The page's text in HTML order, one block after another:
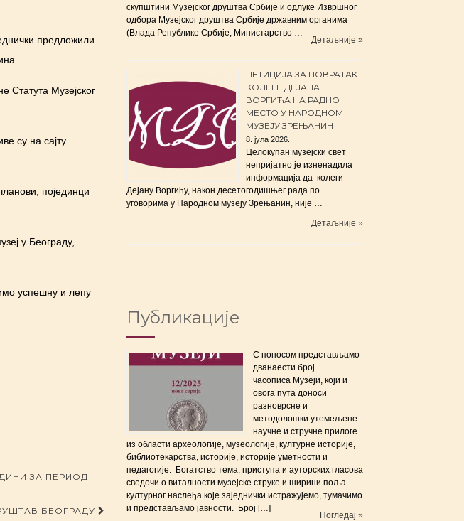
предложили
Статута Музејског
су на сајту
појединци
у Београду,
успешну и лепу
ЗА ПЕРИОД
БЕОГРАДУ
скупштини Музејског друштва Србије и одлуке Извршног
одбора Музејског друштва Србије државним органима
(Влада Републике Србије, Министарство …
Детаљније »
ПЕТИЦИЈА ЗА ПОВРАТАК
КОЛЕГЕ ДЕЈАНА
ВОРГИЋА НА РАДНО
МЕСТО У НАРОДНОМ
МУЗЕЈУ ЗРЕЊАНИН
8. јула 2026.
Целокупан музејски свет
непријатно је изненадила
информација да колеги
Дејану Воргићу, након десетогодишњег рада по
уговорима у Народном музеју Зрењанин, није …
Детаљније »
Публикације
С поносом представљамо
дванаести број
часописа Музеји, који и
овога пута доноси
разноврсне и
методолошки утемељене
научне и стручне прилоге
из области археологије, музеологије, културне историје,
библиотекарства, историје, историје уметности и
педагогије. Богатство тема, приступа и ауторских гласова
сведочи о виталности музејске струке и ширини поља
културног наслеђа које заједнички истражујемо, тумачимо
и представљамо јавности. Број […]
Погледај »